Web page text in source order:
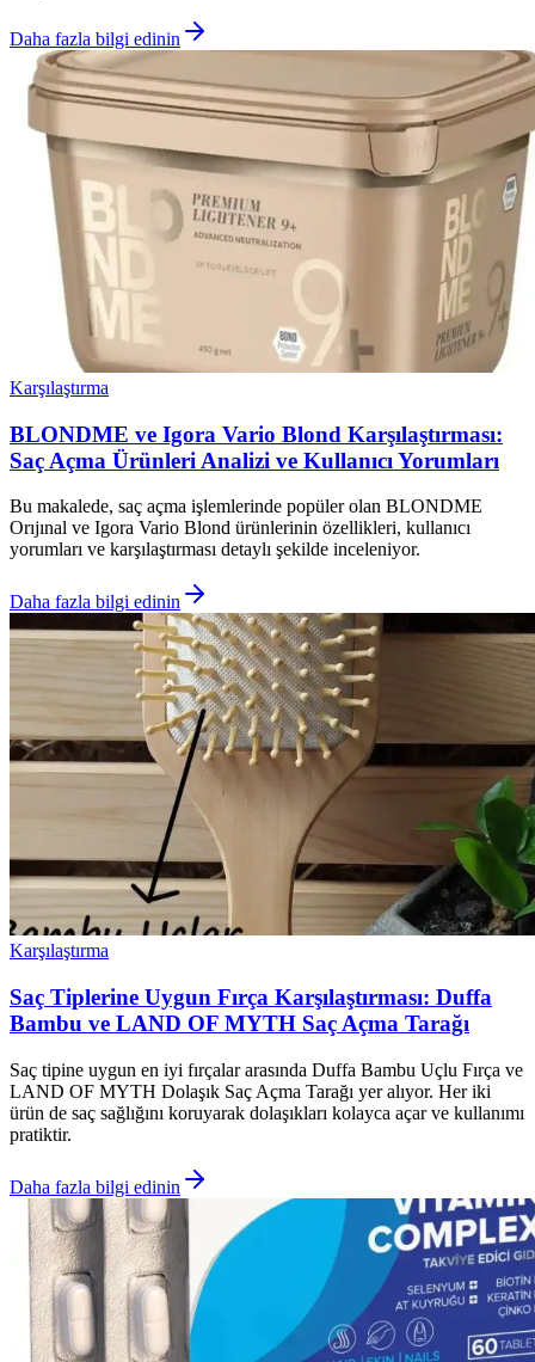
Daha fazla bilgi edinin
Karşılaştırma
BLONDME ve Igora Vario Blond Karşılaştırması:
Saç Açma Ürünleri Analizi ve Kullanıcı Yorumları
Bu makalede, saç açma işlemlerinde popüler olan BLONDME
Orıjınal ve Igora Vario Blond ürünlerinin özellikleri, kullanıcı
yorumları ve karşılaştırması detaylı şekilde inceleniyor.
Daha fazla bilgi edinin
Karşılaştırma
Saç Tiplerine Uygun Fırça Karşılaştırması: Duffa
Bambu ve LAND OF MYTH Saç Açma Tarağı
Saç tipine uygun en iyi fırçalar arasında Duffa Bambu Uçlu Fırça ve
LAND OF MYTH Dolaşık Saç Açma Tarağı yer alıyor. Her iki
ürün de saç sağlığını koruyarak dolaşıkları kolayca açar ve kullanımı
pratiktir.
Daha fazla bilgi edinin